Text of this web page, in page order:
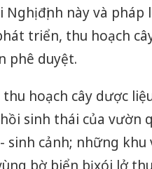
định này và
triển, thu hoạch
phê duyệt.
hoạch cây dược
sinh thái của vườn
cảnh; những